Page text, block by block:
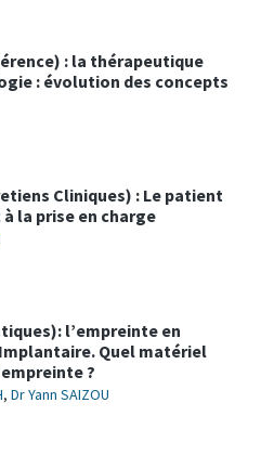
: la thérapeutique
: évolution des concepts
Cliniques) : Le patient
la prise en charge
l’empreinte en
Quel matériel
?
, Dr Yann SAIZOU